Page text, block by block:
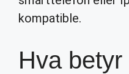
kompatible.
Hva